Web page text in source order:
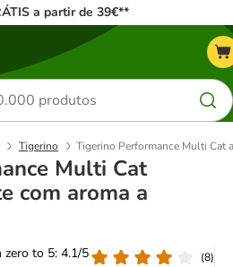
a partir de 39€**
Tigerino Tigerino Performance Multi Cat
Multi Cat
com aroma a
zero to 5: 4.1/5
(8)